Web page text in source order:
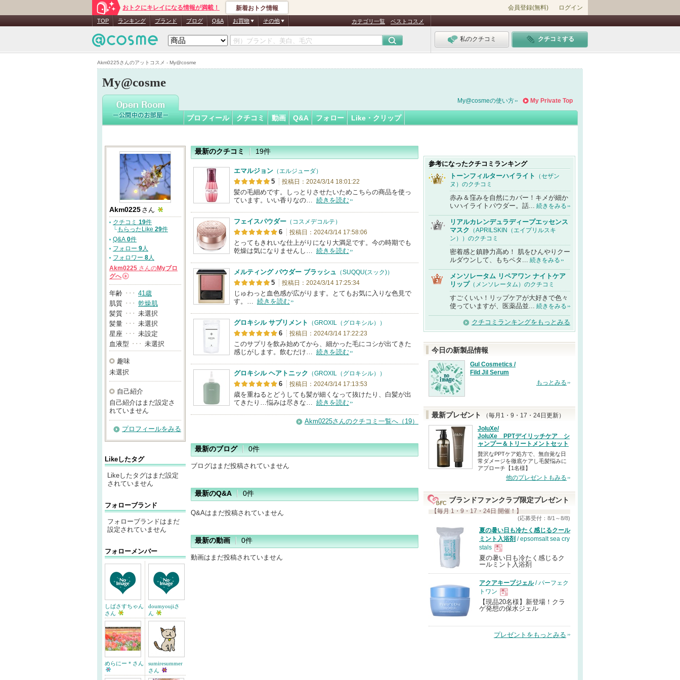
Akm0225さんのアットコスメ - My@cosme
おトクにキレイになる情報が満載！ 新着おトク情報 会員登録(無料) ログイン
TOP ランキング ブランド ブログ Q&A お買物 その他 カテゴリ一覧 ベストコスメ
私のクチコミ クチコミする
My@cosme
Akm0225さん
My Private Top
My@cosmeの使い方
プロフィール クチコミ 動画 Q&A フォロー Like・クリップ
Akm0225 さん
クチコミ 19件
└もらったLike 29件
Q&A 0件
フォロー 9人
フォロワー 8人
Akm0225 さんのMyブロ
グへ
→
年齢 ･･･ 41歳
肌質 ･･･ 乾燥肌
髪質 ･･･ 未選択
髪量 ･･･ 未選択
星座 ･･･ 未設定
血液型 ･･･ 未選択
趣味
未選択
自己紹介
自己紹介はまだ設定さ
れていません
プロフィールをみる
Likeしたタグ
Likeしたタグはまだ設定
されていません
フォローブランド
フォローブランドはまだ
設定されていません
フォローメンバー
しばさすちゃん
さん
doumyoujiさ
ん
めらにー＊さん
sumiresummer
さん
最新のクチコミ 19件
エマルジョン （エルジューダ）
5 投稿日：2024/3/14 18:01:22
髪の毛細めです。しっとりさせたいためこちらの商品を使っ
ています。いい香りなの… 続きを読む
フェイスパウダー （コスメデコルテ）
6 投稿日：2024/3/14 17:58:06
とってもきれいな仕上がりになり大満足です。今の時期でも
乾燥は気になりませんし… 続きを読む
メルティング パウダー ブラッシュ （SUQQU(スック)）
5 投稿日：2024/3/14 17:25:34
じゅわっと血色感が広がります。とてもお気に入りな色見で
す。… 続きを読む
グロキシル サプリメント （GROXIL（グロキシル））
6 投稿日：2024/3/14 17:22:23
このサプリを飲み始めてから、細かった毛にコシが出てきた
感じがします。飲むだけ… 続きを読む
グロキシル ヘアトニック （GROXIL（グロキシル））
6 投稿日：2024/3/14 17:13:53
歳を重ねるとどうしても髪が細くなって抜けたり、白髪が出
てきたり…悩みは尽きな… 続きを読む
Akm0225さんのクチコミ一覧へ（19）
最新のブログ 0件
ブログはまだ投稿されていません
最新のQ&A 0件
Q&Aはまだ投稿されていません
最新の動画 0件
動画はまだ投稿されていません
参考になったクチコミランキング
トーンフィルターハイライト
（セザン
ヌ）のクチコミ
赤み＆窪みを自然にカバー！キメが細か
いハイライトパウダー。話... 続きをみる
リアルカレンデュラディープエッセンス
マスク （APRILSKIN（エイプリルスキ
ン））のクチコミ
密着感と鎮静力高め！ 肌をひんやりクー
ルダウンして、もちペタ... 続きをみる
メンソレータム リペアワン ナイトケア
リップ（メンソレータム）のクチコミ
すごくいい！リップケアが大好きで色々
使っていますが、医薬品並... 続きをみる
クチコミランキングをもっとみる
今日の新製品情報
Gul Cosmetics /
Fild Jil Serum
もっとみる
最新プレゼント
（毎月1・9・17・24日更新）
JoluXe/
JoluXe PPTデイリッチケア シ
ャンプー＆トリートメントセット
贅沢なPPTケア処方で、無自覚な日
常ダメージを徹底ケアし毛髪悩みに
アプローチ【1名様】
他のプレゼントもみる
ブランドファンクラブ限定プレゼント
【毎月 1・9・17・24日 開催！】
(応募受付：8/1～8/8)
夏の暑い日も冷たく感じるクール
ミント入浴剤 / epsomsalt sea cry
stals
現
品
夏の暑い日も冷たく感じるク
ールミント入浴剤
アクアキープジェル/ パーフェク
トワン
現
品
【現品20名様】新登場！クラ
ゲ発想の保水ジェル
プレゼントをもっとみる